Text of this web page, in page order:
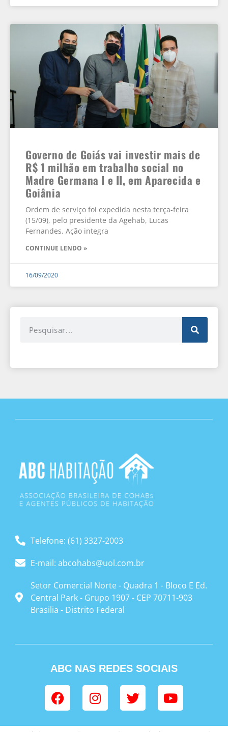
Governo de Goiás vai investir mais de
R$ 1 milhão em trabalho social no
Madre Germana I e II, em Aparecida e
Goiânia
Ordem de serviço foi expedida nesta terça-feira
(15/09), pelo presidente da Agehab, Lucas
Fernandes. Ação integra
CONTINUE LENDO »
16/09/2020
Telefone: (61) 3327-2003
E-mail: abcohabs@uol.com.br
Setor Comercial Norte - Quadra 1 - Bloco E Ed.
Central Park - Grupo 1907 - CEP 70711-903
Brasilia - Distrito Federal
ABC NAS REDES SOCIAIS